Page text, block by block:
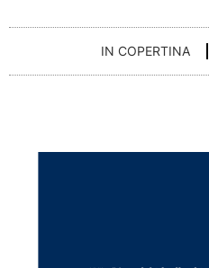
IN COPERTINA